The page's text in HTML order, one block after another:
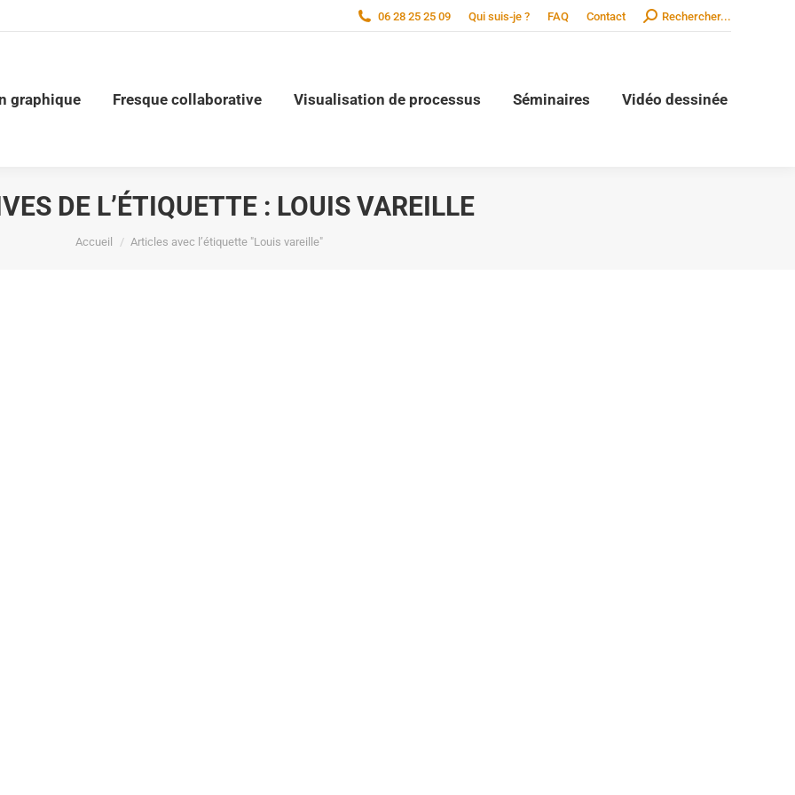
06 28 25 25 09 Qui suis-je ? FAQ Contact Search:Rechercher...
graphique Fresque collaborative Visualisation de processus Séminaires Vidéo dessinée
DE L’ÉTIQUETTE : LOUIS VAREILLE
Vous êtes ici :
Accueil Articles avec l’étiquette "Louis vareille"